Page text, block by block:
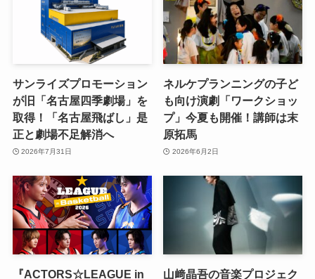
サンライズプロモーション
が旧「名古屋四季劇場」を
取得！「名古屋飛ばし」是
正と劇場不足解消へ
2026年7月31日
ネルケプランニングの子ど
も向け演劇「ワークショッ
プ」今夏も開催！講師は末
原拓馬
2026年6月2日
『ACTORS☆LEAGUE in 山﨑晶吾の音楽プロジェク